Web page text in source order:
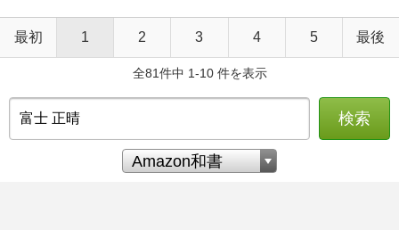
最初 1 2 3 4 5 最後
全81件中 1-10 件を表示
検索